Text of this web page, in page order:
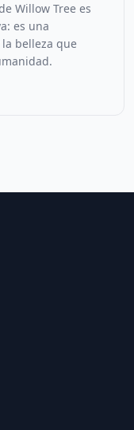
Willow Tree es
es una
belleza que